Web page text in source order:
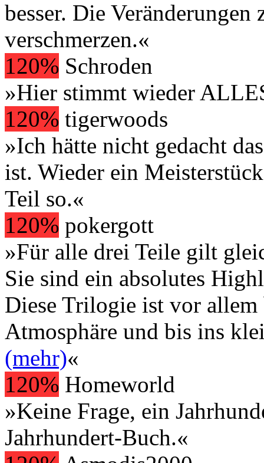
besser. Die
verschmerzen.«
120% Schroden
»Hier stimmt wieder
120% tigerwoods
»Ich hätte nicht gedacht
ist. Wieder ein
Teil so.«
120% pokergott
»Für alle drei Teile gilt
Sie sind ein absolutes
Diese Trilogie ist vor
Atmosphäre und bis ins
(mehr)«
120% Homeworld
»Keine Frage, ein
Jahrhundert-Buch.«